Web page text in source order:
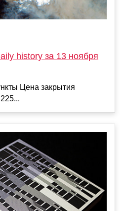
history за 13 ноября
Цена закрытия